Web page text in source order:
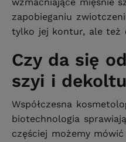
zapobieganiu
tylko jej kontur, ale też
Czy da się
szyi i
Współczesna
biotechnologia
częściej możemy